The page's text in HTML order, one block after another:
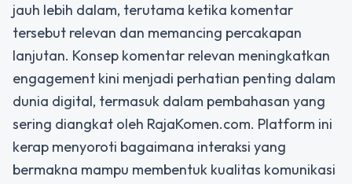
jauh lebih dalam, terutama ketika komentar
tersebut relevan dan memancing percakapan
lanjutan. Konsep komentar relevan meningkatkan
engagement kini menjadi perhatian penting dalam
dunia digital, termasuk dalam pembahasan yang
sering diangkat oleh RajaKomen.com. Platform ini
kerap menyoroti bagaimana interaksi yang
bermakna mampu membentuk kualitas komunikasi